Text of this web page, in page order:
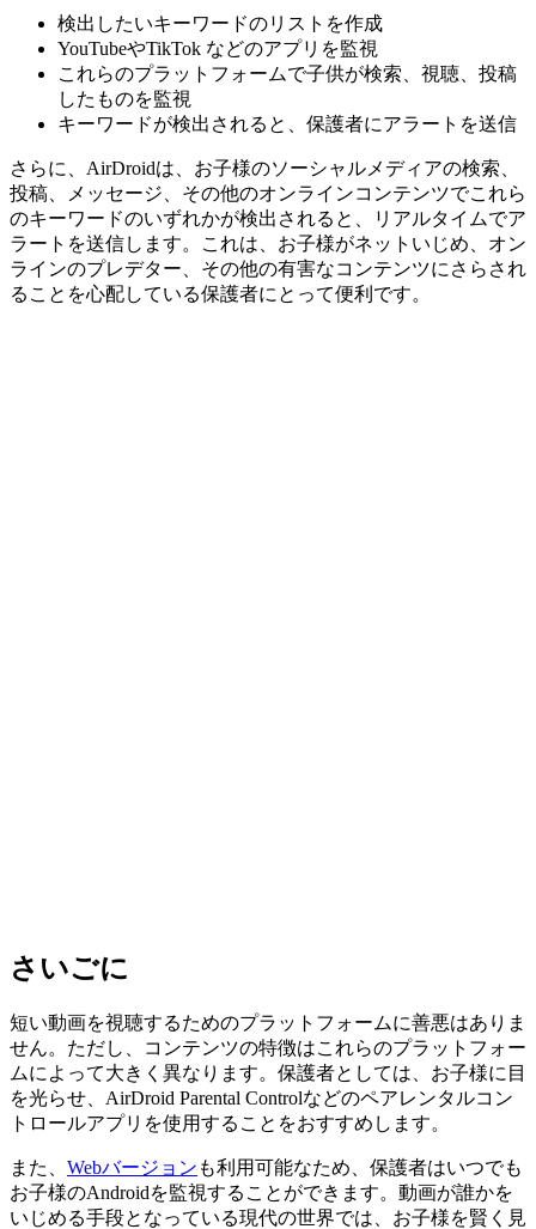
検出したいキーワードのリストを作成
YouTubeやTikTok などのアプリを監視
これらのプラットフォームで子供が検索、視聴、投稿
したものを監視
キーワードが検出されると、保護者にアラートを送信
さらに、AirDroidは、お子様のソーシャルメディアの検索、
投稿、メッセージ、その他のオンラインコンテンツでこれら
のキーワードのいずれかが検出されると、リアルタイムでア
ラートを送信します。これは、お子様がネットいじめ、オン
ラインのプレデター、その他の有害なコンテンツにさらされ
ることを心配している保護者にとって便利です。
さいごに
短い動画を視聴するためのプラットフォームに善悪はありま
せん。ただし、コンテンツの特徴はこれらのプラットフォー
ムによって大きく異なります。保護者としては、お子様に目
を光らせ、AirDroid Parental Controlなどのペアレンタルコン
トロールアプリを使用することをおすすめします。
また、 Webバージョン も利用可能なため、保護者はいつでも
お子様のAndroidを監視することができます。動画が誰かを
いじめる手段となっている現代の世界では、お子様を賢く見